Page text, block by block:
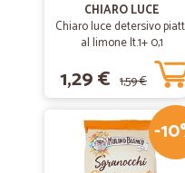
CHIARO LUCE
Chiaro luce detersivo
al limone lt.1+ 0,1
1,29 € 1,59 €
-